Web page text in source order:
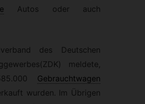
Autos oder auch
des Deutschen
meldete,
Gebrauchtwagen
wurden. Im Übrigen